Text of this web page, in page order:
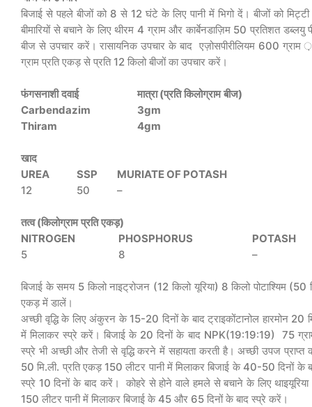
बिजाई से पहले बीजों को 8 से 12 घंटे के लिए पानी में भिगो दें। बीजों को
बीमारियों से बचाने के लिए थीरम 4 ग्राम और कार्बेनडाज़िम 50 प्रतिशत डब्लयु
बीज से उपचार करें। रासायनिक उपचार के बाद एज़ोसपीरीलियम 600 ग्राम
ग्राम प्रति एकड़ से प्रति 12 किलो बीजों का उपचार करें।
फंगसनाशी दवाई मात्रा(प्रति किलोग्राम बीज)
Carbendazim
3gm
Thiram
4gm
खाद
UREA
SSP
MURIATE OF POTASH
12
50 –
तत्व(किलोग्राम प्रति एकड़)
NITROGEN
PHOSPHORUS
POTASH
5
8 –
बिजाई के समय 5 किलो नाइट्रोजन (12 किलो यूरिया) 8 किलो पोटाश्यिम
एकड़ में डालें।
अच्छी वृद्धि के लिए अंकुरन के 15-20 दिनों के बाद ट्राइकोंटानोल हारमोन 20
में मिलाकर स्प्रे करें। बिजाई के 20 दिनों के बाद NPK(19:19:19) 75 ग्राम
स्प्रे भी अच्छी और तेजी से वृद्धि करने में सहायता करती है। अच्छी उपज प्राप्त
50 मि.ली. प्रति एकड़ 150 लीटर पानी में मिलाकर बिजाई के 40-50 दिनों के
स्प्रे 10 दिनों के बाद करें। कोहरे से होने वाले हमले से बचाने के लिए
150 लीटर पानी में मिलाकर बिजाई के 45 और 65 दिनों के बाद स्प्रे करें।